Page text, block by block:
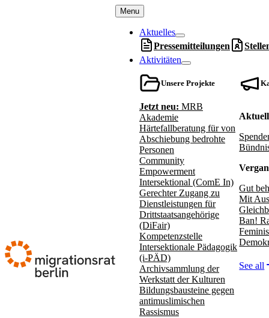
Menu
Aktuelles
Pressemitteilungen
Aktivitäten
Unsere Projekte
Jetzt neu: MRB
Akademie
Härtefallberatung für von
Abschiebung bedrohte
Personen
Community
Empowerment
Intersektional (ComE In)
Gerechter Zugang zu
Dienstleistungen für
Drittstaatsangehörige
(DiFair)
Kompetenzstelle
Intersektionale Pädagogik
(i-PÄD)
Archivsammlung der
Werkstatt der Kulturen
Bildungsbausteine gegen
antimuslimischen
Rassismus
Gut
Mit
Ban!
See all